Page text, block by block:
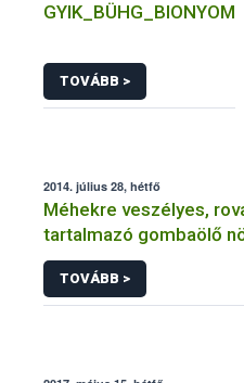
GYIK_BÜHG_BIONYOM
TOVÁBB >
2014. július 28, hétfő
Méhekre veszélyes,
tartalmazó gombaölő
forgalomból a NÉBIH
TOVÁBB >